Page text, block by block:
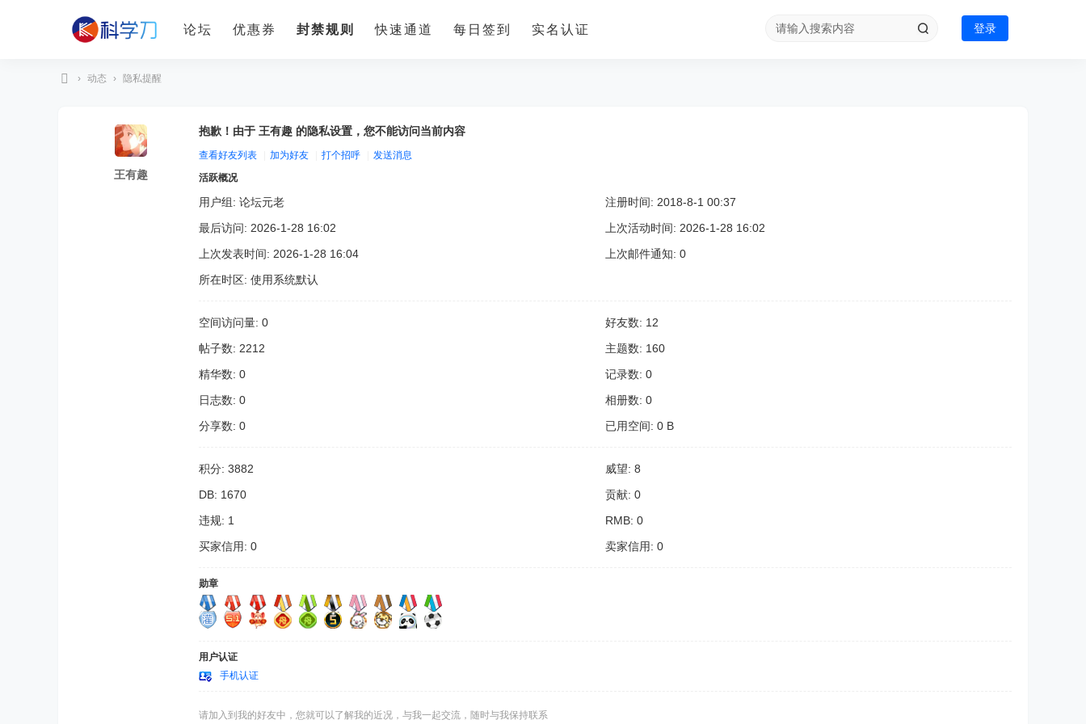
论坛 优惠券 封禁规则 快速通道 每日签到 实名认证 登录
› 动态 › 隐私提醒
王有趣
抱歉！由于 王有趣 的隐私设置，您不能访问当前内容
查看好友列表 加为好友 打个招呼
发送消息
活跃概况
用户组: 论坛元老
注册时间: 2018-8-1 00:37
最后访问: 2026-1-28 16:02
上次活动时间: 2026-1-28 16:02
上次发表时间: 2026-1-28 16:04
上次邮件通知: 0
所在时区: 使用系统默认
空间访问量: 0
好友数: 12
帖子数: 2212
主题数: 160
精华数: 0
记录数: 0
日志数: 0
相册数: 0
分享数: 0
已用空间: 0 B
积分: 3882
威望: 8
DB: 1670
贡献: 0
违规: 1
RMB: 0
买家信用: 0
卖家信用: 0
勋章
用户认证
手机认证
请加入到我的好友中，您就可以了解我的近况，与我一起交流，随时与我保持联系